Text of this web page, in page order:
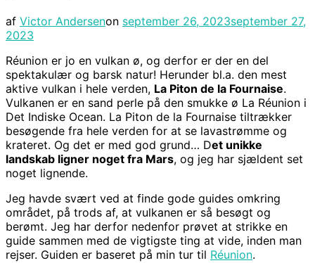
af Victor Andersenon Udgivet
september 26, 2023september 27,
2023
Réunion er jo en vulkan ø, og derfor er der en del
spektakulær og barsk natur! Herunder bl.a. den mest
aktive vulkan i hele verden, La Piton de la Fournaise.
Vulkanen er en sand perle på den smukke ø La Réunion i
Det Indiske Ocean. La Piton de la Fournaise tiltrækker
besøgende fra hele verden for at se lavastrømme og
krateret. Og det er med god grund… Det unikke
landskab ligner noget fra Mars, og jeg har sjældent set
noget lignende.
Jeg havde svært ved at finde gode guides omkring
området, på trods af, at vulkanen er så besøgt og
berømt. Jeg har derfor nedenfor prøvet at strikke en
guide sammen med de vigtigste ting at vide, inden man
rejser. Guiden er baseret på min tur til Réunion.